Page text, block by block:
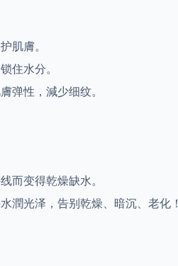
肌膚。
住水分。
弹性，減少细纹。
而变得乾燥缺水。
潤光泽，告别乾燥、暗沉、老化！